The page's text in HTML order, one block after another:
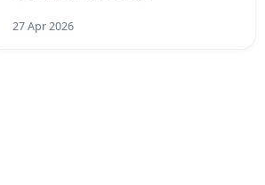
27 Apr 2026